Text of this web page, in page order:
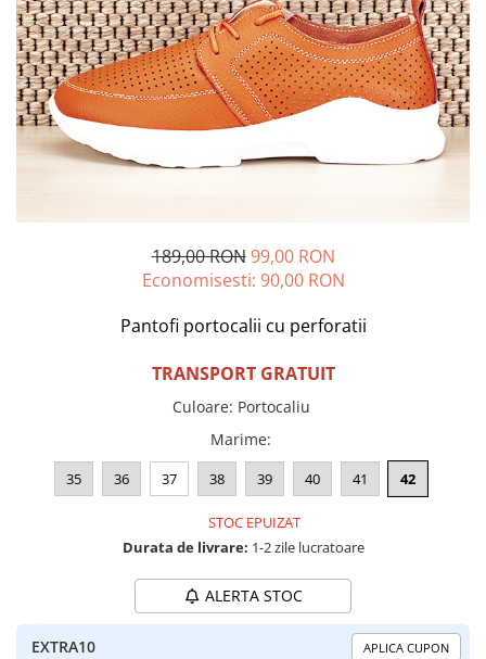
Incaltamine primavara-vara piele
Imbracaminte
Camasi si topuri
Blugi si pantaloni
Fuste
Pulovere si cardigane
189,00 RON 99,00 RON
Economisesti: 90,00 RON
Pantofi portocalii cu perforatii
TRANSPORT GRATUIT
Culoare: Portocaliu
Marime:
35 36 37 38 39 40 41 42
STOC EPUIZAT
Durata de livrare: 1-2 zile lucratoare
ALERTA STOC
EXTRA10 APLICA CUPON